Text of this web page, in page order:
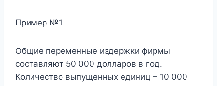
Пример №1
Общие переменные издержки фирмы
составляют 50 000 долларов в год.
Количество выпущенных единиц – 10 000